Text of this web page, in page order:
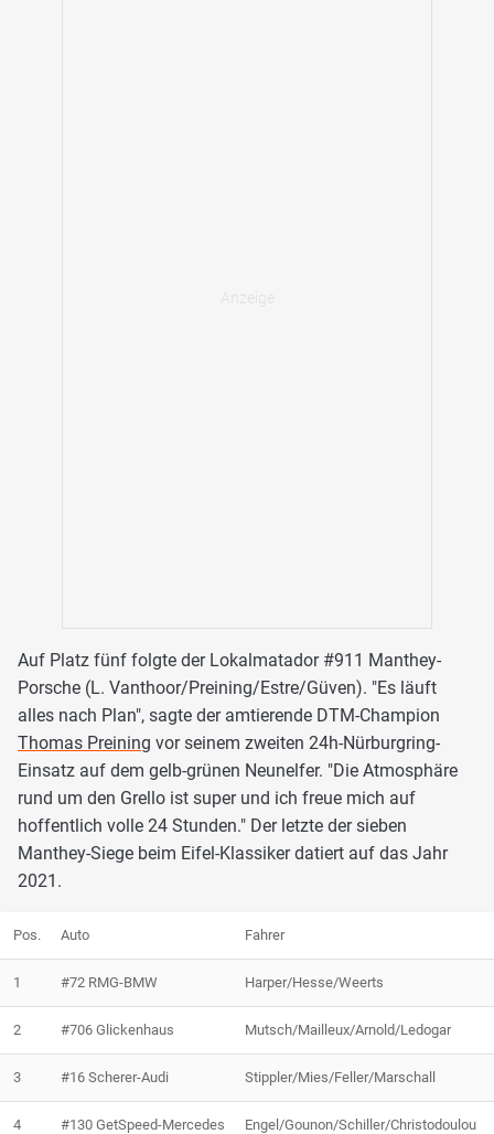
Auf Platz fünf folgte der Lokalmatador #911 Manthey-
Porsche (L. Vanthoor/Preining/Estre/Güven). "Es läuft
alles nach Plan", sagte der amtierende DTM-Champion
Thomas Preining vor seinem zweiten 24h-Nürburgring-
Einsatz auf dem gelb-grünen Neunelfer. "Die Atmosphäre
rund um den Grello ist super und ich freue mich auf
hoffentlich volle 24 Stunden." Der letzte der sieben
Manthey-Siege beim Eifel-Klassiker datiert auf das Jahr
2021.
Pos. Auto Fahrer
1 #72 RMG-BMW Harper/Hesse/Weerts
2 #706 Glickenhaus Mutsch/Mailleux/Arnold/Ledogar
3 #16 Scherer-Audi Stippler/Mies/Feller/Marschall
4 #130 GetSpeed-Mercedes Engel/Gounon/Schiller/Christodoulou